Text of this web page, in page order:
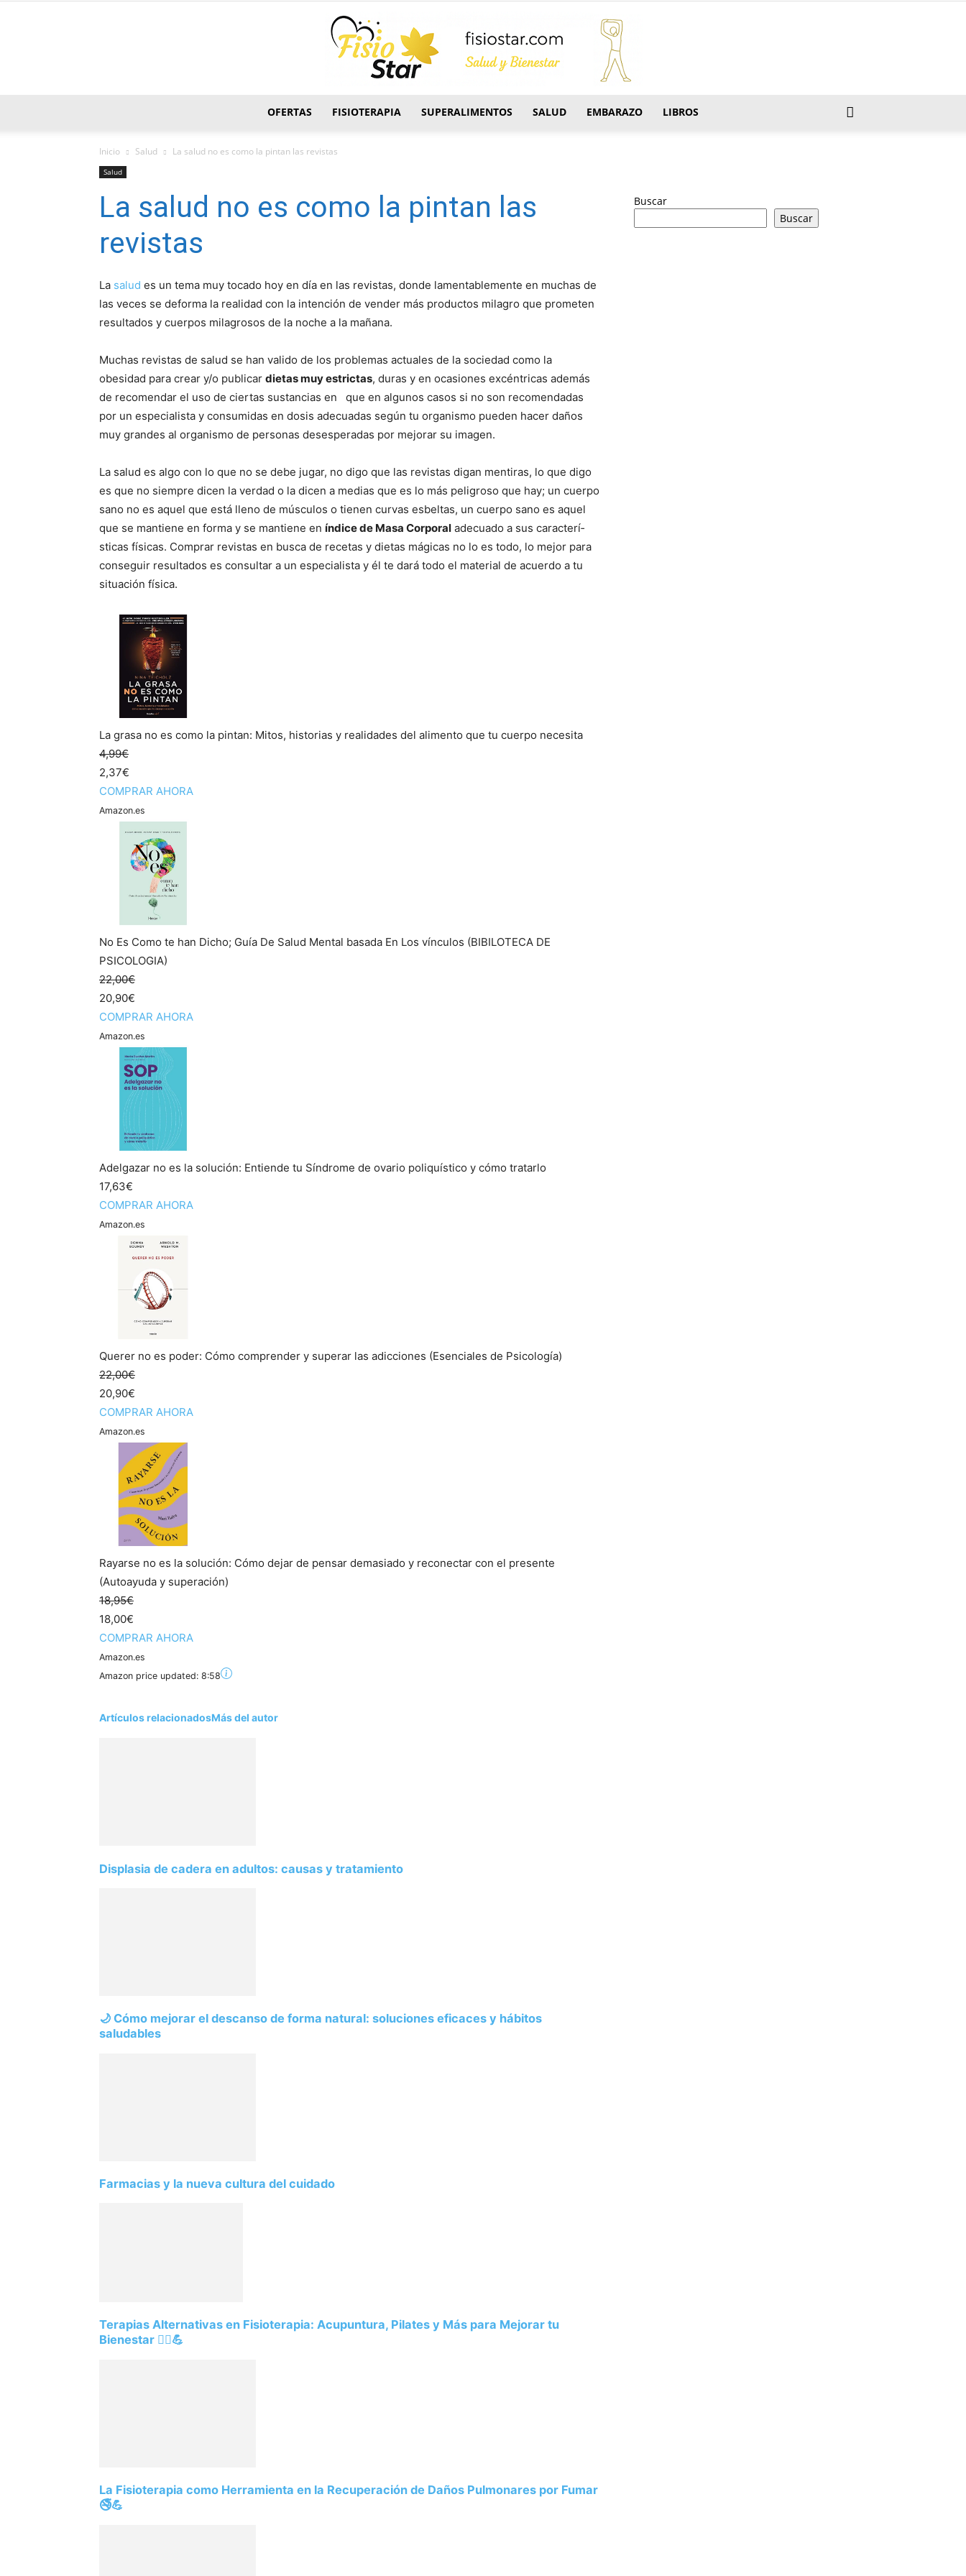
OFERTAS FISIOTERAPIA SUPERALIMENTOS SALUD EMBARAZO LIBROS
Inicio Salud La salud no es como la pintan las revistas
Salud
La salud no es como la pintan las
revistas
La salud es un tema muy tocado hoy en dí­a en las revistas, donde lamentablemente en muchas de
las veces se deforma la realidad con la intención de vender más productos milagro que prometen
resultados y cuerpos milagrosos de la noche a la mañana.
Muchas revistas de salud se han valido de los problemas actuales de la sociedad como la
obesidad para crear y/o publicar dietas muy estrictas, duras y en ocasiones excéntricas además
de recomendar el uso de ciertas sustancias en que en algunos casos si no son recomendadas
por un especialista y consumidas en dosis adecuadas según tu organismo pueden hacer daños
muy grandes al organismo de personas desesperadas por mejorar su imagen.
La salud es algo con lo que no se debe jugar, no digo que las revistas digan mentiras, lo que digo
es que no siempre dicen la verdad o la dicen a medias que es lo más peligroso que hay; un cuerpo
sano no es aquel que está lleno de músculos o tienen curvas esbeltas, un cuerpo sano es aquel
que se mantiene en forma y se mantiene en índice de Masa Corporal adecuado a sus caracterí­
sticas fí­sicas. Comprar revistas en busca de recetas y dietas mágicas no lo es todo, lo mejor para
conseguir resultados es consultar a un especialista y él te dará todo el material de acuerdo a tu
situación fí­sica.
La grasa no es como la pintan: Mitos, historias y realidades del alimento que tu cuerpo necesita
4,99€
2,37€
COMPRAR AHORA
Amazon.es
No Es Como te han Dicho; Guía De Salud Mental basada En Los vínculos (BIBILOTECA DE
PSICOLOGIA)
22,00€
20,90€
COMPRAR AHORA
Amazon.es
Adelgazar no es la solución: Entiende tu Síndrome de ovario poliquístico y cómo tratarlo
17,63€
COMPRAR AHORA
Amazon.es
Querer no es poder: Cómo comprender y superar las adicciones (Esenciales de Psicología)
22,00€
20,90€
COMPRAR AHORA
Amazon.es
Rayarse no es la solución: Cómo dejar de pensar demasiado y reconectar con el presente
(Autoayuda y superación)
18,95€
18,00€
COMPRAR AHORA
Amazon.es
Amazon price updated: 8:58
Artículos relacionadosMás del autor
Displasia de cadera en adultos: causas y tratamiento
🌙 Cómo mejorar el descanso de forma natural: soluciones eficaces y hábitos
saludables
Farmacias y la nueva cultura del cuidado
Terapias Alternativas en Fisioterapia: Acupuntura, Pilates y Más para Mejorar tu
Bienestar 💆‍♂️💪
La Fisioterapia como Herramienta en la Recuperación de Daños Pulmonares por Fumar
🚭💪
Buscar
Buscar